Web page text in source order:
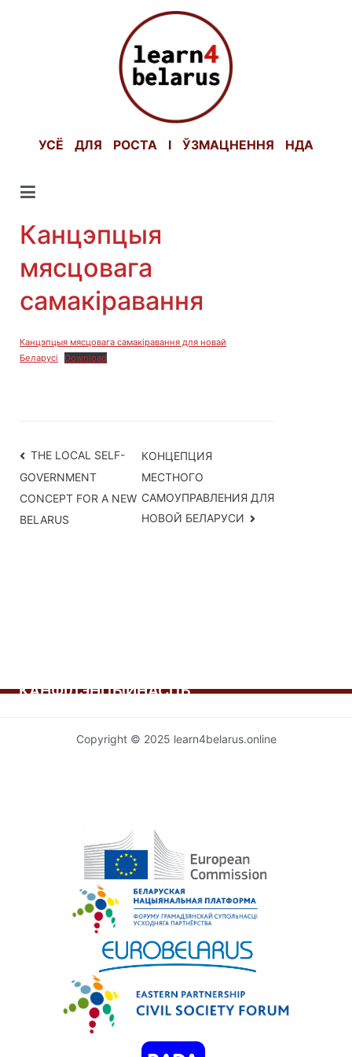
УСЁ ДЛЯ РОСТА І ЎЗМАЦНЕННЯ НДА
Канцэпцыя
мясцовага
самакіравання
Канцэпцыя мясцовага самакіравання для новай
Беларусі
Download
Навігацыя
па
запісах
THE LOCAL SELF-
GOVERNMENT
CONCEPT FOR A NEW
BELARUS
КОНЦЕПЦИЯ
МЕСТНОГО
САМОУПРАВЛЕНИЯ ДЛЯ
НОВОЙ БЕЛАРУСИ
КАНФІДЭНЦЫЙНАСЦЬ
Copyright © 2025 learn4belarus.online